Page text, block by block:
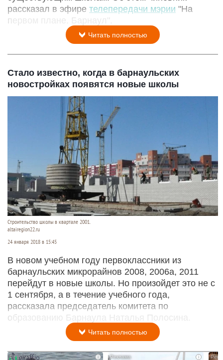
рассказал в эфире телепередачи мэрии "На
первом плане. Барнаул".
Читать полностью
Стало известно, когда в барнаульских
новостройках появятся новые школы
Строительство школы в квартале 2001.
altairegion22.ru
24 января 2018 в 15:45
В новом учебном году первоклассники из
барнаульских микрорайнов 2008, 2006а, 2011
перейдут в новые школы. Но произойдет это не с
1 сентября, а в течение учебного года,
рассказала председатель комитета по
образованию Барнаула Наталья Полосина.
Читать полностью
i i